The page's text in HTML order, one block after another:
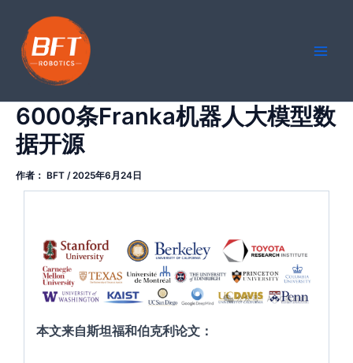
6000条Franka机器人大模型数
据开源
作者： BFT /2025年6月24日
本文来自斯坦福和伯克利论文：